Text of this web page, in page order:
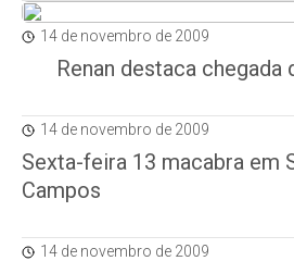
14 de novembro de 2009
Renan destaca
14 de novembro de 2009
Sexta-feira 13 macabra em
Campos
14 de novembro de 2009